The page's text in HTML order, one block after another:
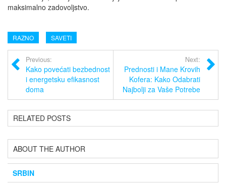
maksimalno zadovoljstvo.
RAZNO SAVETI
Previous:
Kako povećati bezbednost
i energetsku efikasnost
doma
Next:
Prednosti i Mane Krovih
Kofera: Kako Odabrati
Najbolji za Vaše Potrebe
RELATED POSTS
ABOUT THE AUTHOR
SRBIN